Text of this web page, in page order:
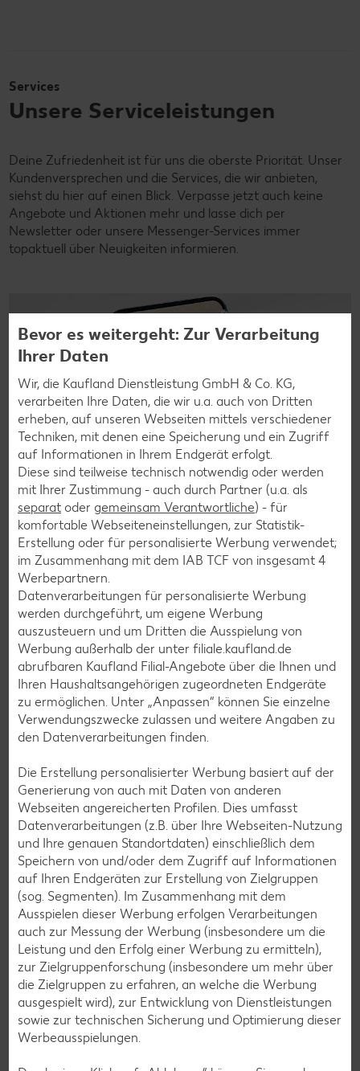
Services
Unsere Serviceleistungen
Deine Zufriedenheit ist für uns die oberste Priorität. Unser
Kundenversprechen und die Services, die wir anbieten,
siehst du hier auf einen Blick. Verpasse jetzt auch keine
Angebote und Aktionen mehr und lasse dich per
Newsletter oder unsere Messenger-Services immer
topaktuell über Neuigkeiten informieren.
Newsletter-Anmeldung
Abonnenten profitieren von vielen Vorteilen wie den besten
Angeboten zum Donnerstag, Wochenende oder
Wochenstart sowie Aktionen und Gewinnspielen.
Zur Anmeldung
Messenger-Services – Jetzt kostenlos
anmelden
Mit unserem Messenger-Service erhältst du wöchentlich
unseren aktuellen Prospekt mit den neuesten Angeboten
per Messenger-App, Telegram, WhatsApp, Signal, Threema
oder Viber zugesendet.
Jetzt schnell und bequem anmelden
Bevor es weitergeht: Zur Verarbeitung
Ihrer Daten
Wir, die Kaufland Dienstleistung GmbH & Co. KG,
verarbeiten Ihre Daten, die wir u.a. auch von Dritten
erheben, auf unseren Webseiten mittels verschiedener
Techniken, mit denen eine Speicherung und ein Zugriff
auf Informationen in Ihrem Endgerät erfolgt.
Diese sind teilweise technisch notwendig oder werden
mit Ihrer Zustimmung - auch durch Partner (u.a. als
separat oder gemeinsam Verantwortliche) - für
komfortable Webseiteneinstellungen, zur Statistik-
Erstellung oder für personalisierte Werbung verwendet;
im Zusammenhang mit dem IAB TCF von insgesamt 4
Werbepartnern.
Datenverarbeitungen für personalisierte Werbung
werden durchgeführt, um eigene Werbung
auszusteuern und um Dritten die Ausspielung von
Werbung außerhalb der unter filiale.kaufland.de
abrufbaren Kaufland Filial-Angebote über die Ihnen und
Ihren Haushaltsangehörigen zugeordneten Endgeräte
zu ermöglichen. Unter „Anpassen“ können Sie einzelne
Verwendungszwecke zulassen und weitere Angaben zu
den Datenverarbeitungen finden.
Die Erstellung personalisierter Werbung basiert auf der
Generierung von auch mit Daten von anderen
Webseiten angereicherten Profilen. Dies umfasst
Datenverarbeitungen (z.B. über Ihre Webseiten-Nutzung
und Ihre genauen Standortdaten) einschließlich dem
Speichern von und/oder dem Zugriff auf Informationen
auf Ihren Endgeräten zur Erstellung von Zielgruppen
(sog. Segmenten). Im Zusammenhang mit dem
Ausspielen dieser Werbung erfolgen Verarbeitungen
auch zur Messung der Werbung (insbesondere um die
Leistung und den Erfolg einer Werbung zu ermitteln),
zur Zielgruppenforschung (insbesondere um mehr über
die Zielgruppen zu erfahren, an welche die Werbung
ausgespielt wird), zur Entwicklung von Dienstleistungen
sowie zur technischen Sicherung und Optimierung dieser
Werbeausspielungen.